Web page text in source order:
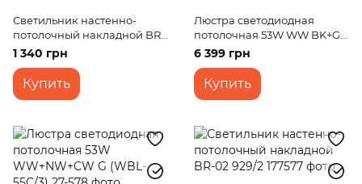
Светильник настенно-
потолочный накладной BR-
02 920/2
1 340 грн
Купить
Люстра светодиодная
потолочная 53W WW BK+GD
(WBL-54C/3)
6 399 грн
Купить